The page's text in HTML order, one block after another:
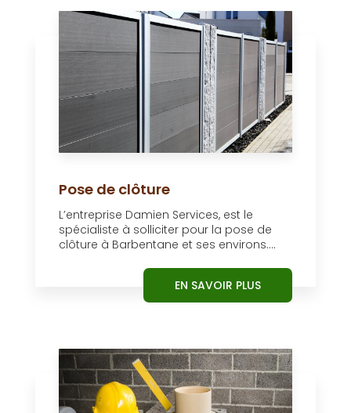
Pose de clôture
L’entreprise Damien Services, est le
spécialiste à solliciter pour la pose de
clôture à Barbentane et ses environs....
EN SAVOIR PLUS